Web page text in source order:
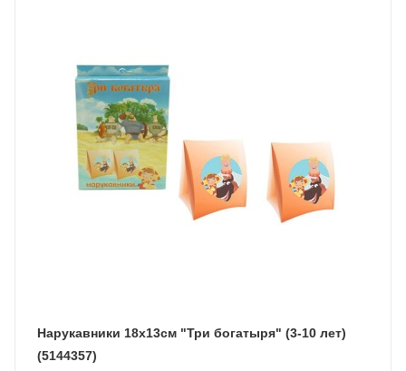
Нарукавники 18х13см "Три богатыря" (3-10 лет)
(5144357)